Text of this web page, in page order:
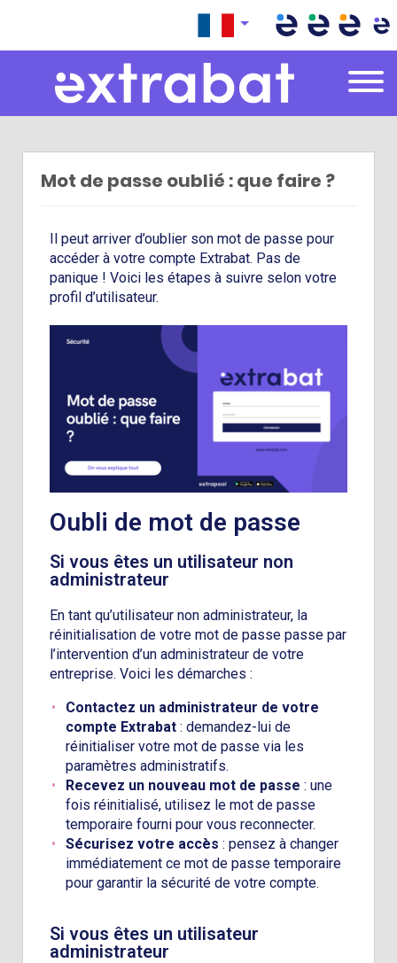
Extrabat – Le Blog
Mot de passe oublié : que faire ?
Il peut arriver d’oublier son mot de passe pour
accéder à votre compte Extrabat. Pas de
panique ! Voici les étapes à suivre selon votre
profil d’utilisateur.
Oubli de mot de passe
Si vous êtes un utilisateur non
administrateur
En tant qu’utilisateur non administrateur, la
réinitialisation de votre mot de passe passe par
l’intervention d’un administrateur de votre
entreprise. Voici les démarches :
Contactez un administrateur de votre
compte Extrabat : demandez-lui de
réinitialiser votre mot de passe via les
paramètres administratifs.
Recevez un nouveau mot de passe : une
fois réinitialisé, utilisez le mot de passe
temporaire fourni pour vous reconnecter.
Sécurisez votre accès : pensez à changer
immédiatement ce mot de passe temporaire
pour garantir la sécurité de votre compte.
Si vous êtes un utilisateur
administrateur